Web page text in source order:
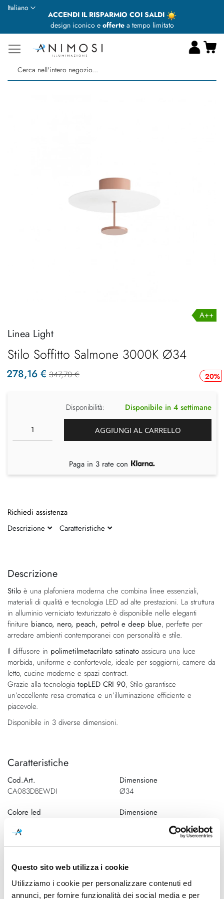
Questo sito web utilizza i cookie
Utilizziamo i cookie per personalizzare contenuti ed
annunci, per fornire funzionalità dei social media e per
ACCENDI IL RISPARMIO COI SALDI
design iconico e offertea tempo limitato
Lingua
Italiano
fine
galleria
di
immagini
della
di
immagini
Descrizione
Stilo è una plafoniera moderna che combina linee essenziali,
materiali di qualità e tecnologia LED ad alte prestazioni. La struttura
in alluminio verniciato texturizzato è disponibile nelle eleganti
finiture bianco, nero, peach, petrol e deep blue, perfette per
arredare ambienti contemporanei con personalità e stile.
Il diffusore in polimetilmetacrilato satinato assicura una luce
morbida, uniforme e confortevole, ideale per soggiorni, camere da
letto, cucine moderne e spazi contract.
Grazie alla tecnologia topLED CRI 90, Stilo garantisce
un’eccellente resa cromatica e un’illuminazione efficiente e
piacevole.
Disponibile in 3 diverse dimensioni.
Caratteristiche
Cod.Art.
CA083DBEWDI
Dimensione
Ø34
Colore led
Dimensione
Dimensione Ø35 - H.
198mmDimensione Ø54 - H.
253mmDimensione Ø35 - H.
Led integrato
Dimensione Ø35 topLED CRI
A++
Linea Light
Stilo Soffitto Salmone 3000K Ø34
20%
278,16 € 347,70 €
Disponibilità: Disponibile in 4 settimane
AGGIUNGI AL CARRELLO
Paga in 3 rate con
Richiedi assistenza
Descrizione
Caratteristiche